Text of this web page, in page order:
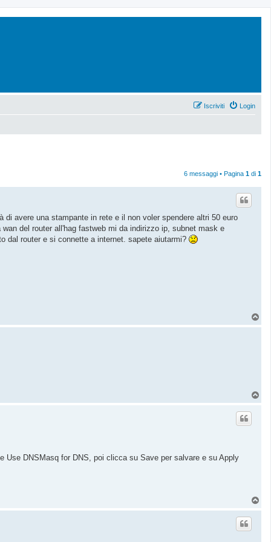
Login
Iscriviti
6 messaggi • Pagina 1 di 1
avere una stampante in rete e il non voler spendere altri 50 euro
del router all'hag fastweb mi da indirizzo ip, subnet mask e
dal router e si connette a internet. sapete aiutarmi?
o
Use DNSMasq for DNS, poi clicca su Save per salvare e su Apply